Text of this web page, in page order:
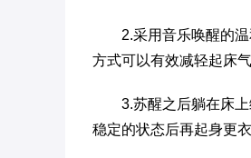
2.采用音乐唤醒的
方式可以有效减轻起床气
3.苏醒之后躺在床
稳定的状态后再起身更衣